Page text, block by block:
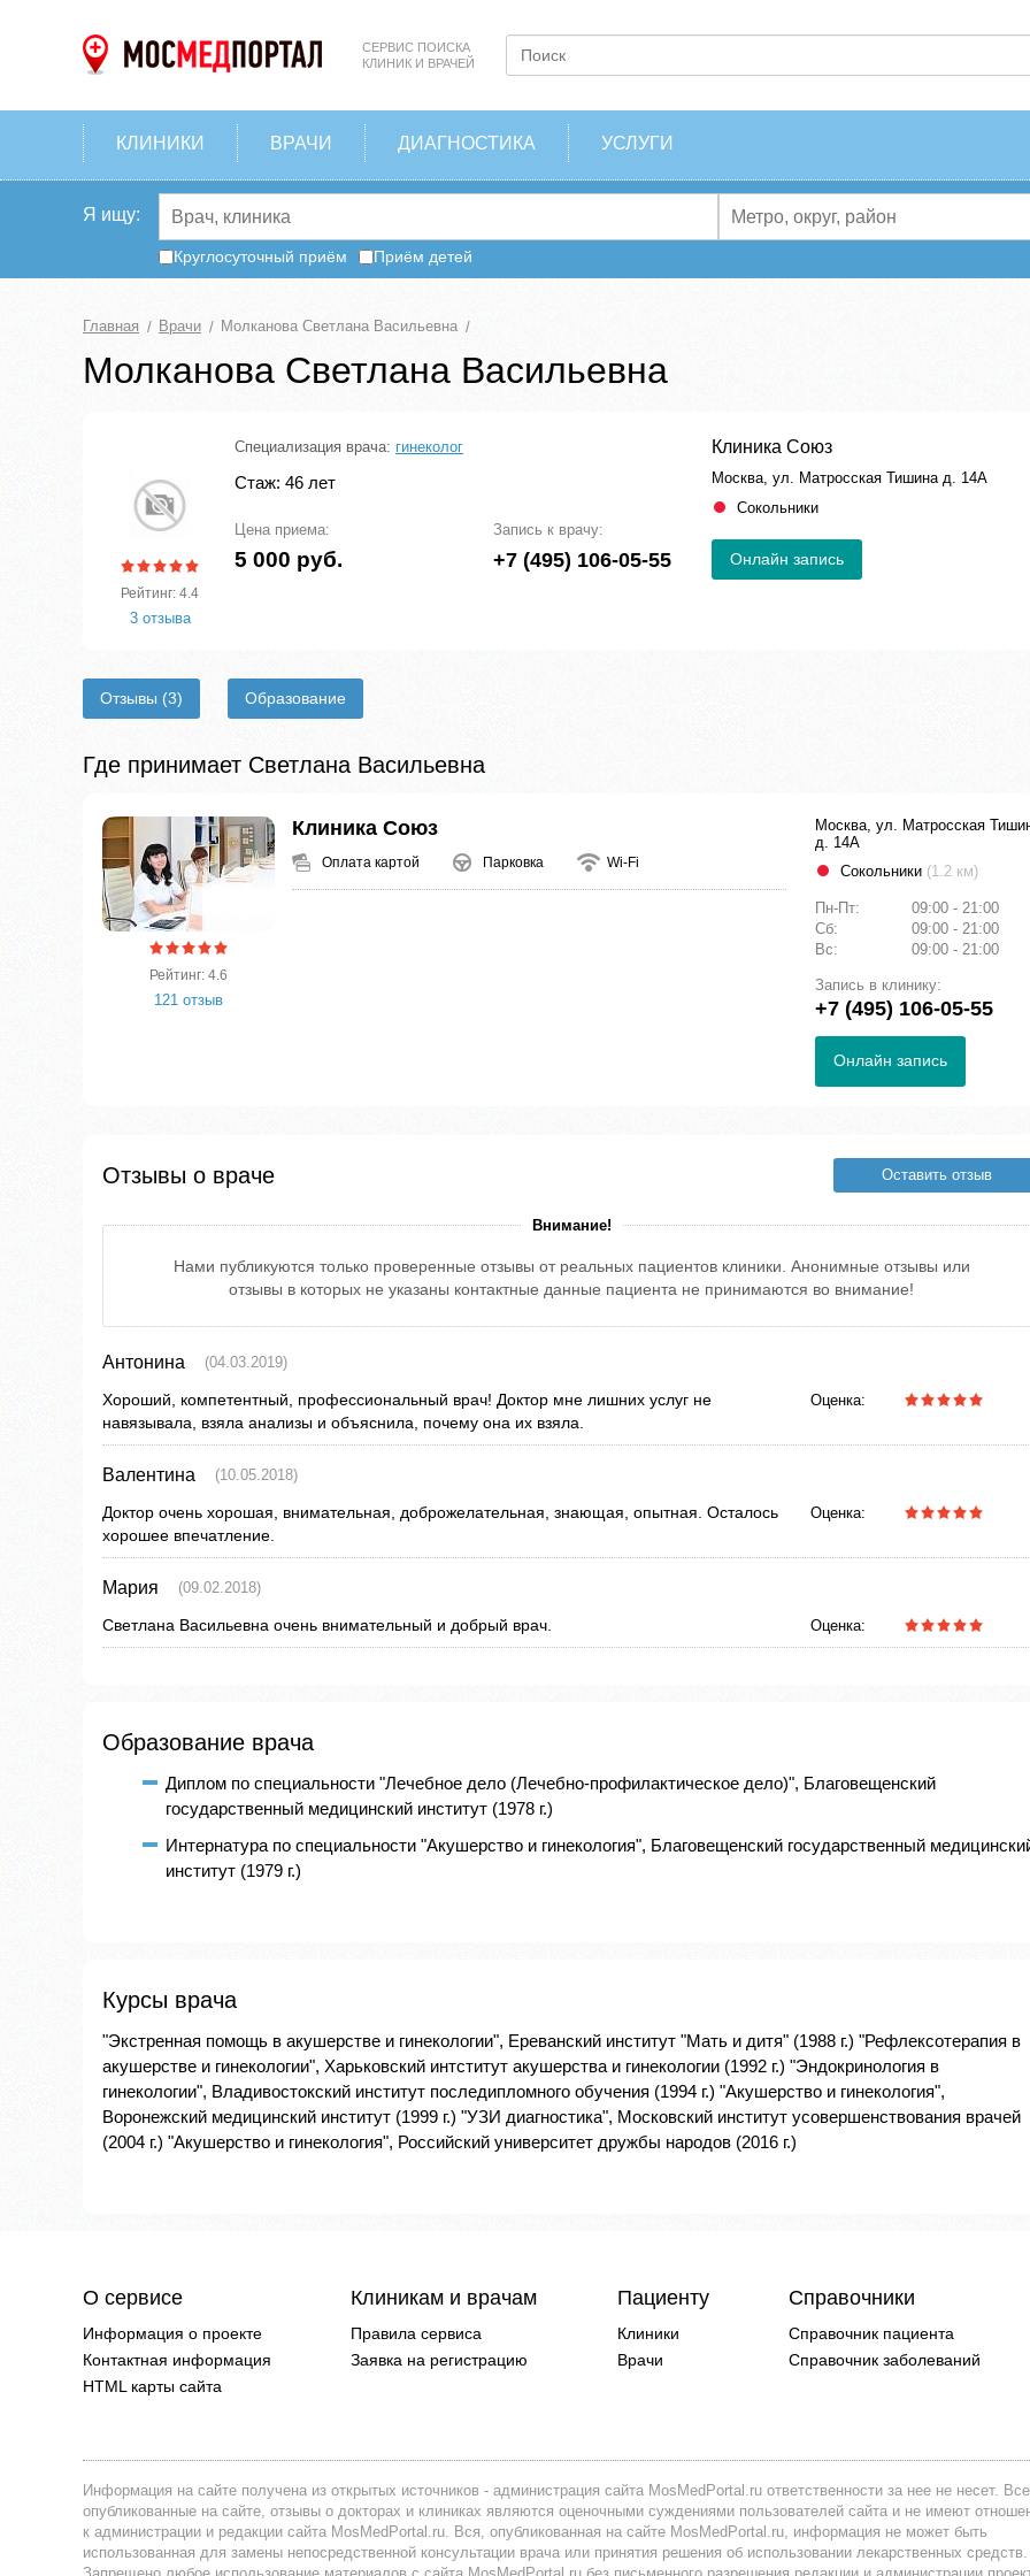
СЕРВИС ПОИСКА
КЛИНИК И ВРАЧЕЙ
КЛИНИКИ ВРАЧИ ДИАГНОСТИКА УСЛУГИ
Я ищу:
Круглосуточный приём Приём детей
Главная Врачи Молканова Светлана Васильевна
Молканова Светлана Васильевна
Рейтинг: 4.4
3 отзыва
Специализация врача: гинеколог
Стаж: 46 лет
Цена приема:
5 000 руб.
Запись к врачу:
+7 (495) 106-05-55
Клиника Союз
Москва, ул. Матросская Тишина д. 14А
Сокольники
Онлайн запись
Отзывы (3) Образование
Где принимает Светлана Васильевна
Рейтинг: 4.6
121 отзыв
Клиника Союз
Оплата картой Парковка Wi-Fi
Москва, ул. Матросская
д. 14А
Сокольники (1.2 км)
Пн-Пт:
09:00 - 21:00
Сб:
09:00 - 21:00
Вс:
09:00 - 21:00
Запись в клинику:
+7 (495) 106-05-55
Онлайн запись
Отзывы о враче Оставить отзыв
Внимание!
Нами публикуются только проверенные отзывы от реальных пациентов клиники. Анонимные отзывы или
отзывы в которых не указаны контактные данные пациента не принимаются во внимание!
Антонина (04.03.2019)
Хороший, компетентный, профессиональный врач! Доктор мне лишних услуг не
навязывала, взяла анализы и объяснила, почему она их взяла.
Оценка:
Валентина (10.05.2018)
Доктор очень хорошая, внимательная, доброжелательная, знающая, опытная. Осталось
хорошее впечатление.
Оценка:
Мария (09.02.2018)
Светлана Васильевна очень внимательный и добрый врач. Оценка:
Образование врача
Диплом по специальности "Лечебное дело (Лечебно-профилактическое дело)", Благовещенский
государственный медицинский институт (1978 г.)
Интернатура по специальности "Акушерство и гинекология", Благовещенский государственный
институт (1979 г.)
Курсы врача
"Экстренная помощь в акушерстве и гинекологии", Ереванский институт "Мать и дитя" (1988 г.) "Рефлексотерапия в
акушерстве и гинекологии", Харьковский интститут акушерства и гинекологии (1992 г.) "Эндокринология в
гинекологии", Владивостокский институт последипломного обучения (1994 г.) "Акушерство и гинекология",
Воронежский медицинский институт (1999 г.) "УЗИ диагностика", Московский институт усовершенствования врачей
(2004 г.) "Акушерство и гинекология", Российский университет дружбы народов (2016 г.)
О сервисе
Информация о проекте
Контактная информация
HTML карты сайта
Клиникам и врачам
Правила сервиса
Заявка на регистрацию
Пациенту
Клиники
Врачи
Справочники
Справочник пациента
Справочник заболеваний
Информация на сайте получена из открытых источников - администрация сайта MosMedPortal.ru ответственности за нее не несет.
опубликованные на сайте, отзывы о докторах и клиниках являются оценочными суждениями пользователей сайта и не имеют
к администрации и редакции сайта MosMedPortal.ru. Вся, опубликованная на сайте MosMedPortal.ru, информация не может быть
использованная для замены непосредственной консультации врача или принятия решения об использовании лекарственных средств.